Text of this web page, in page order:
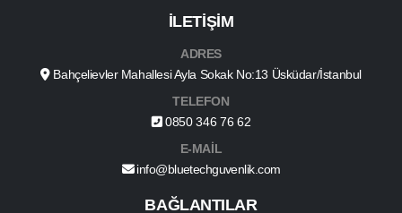
İLETİŞİM
ADRES
Bahçelievler Mahallesi Ayla Sokak No:13 Üsküdar/İstanbul
TELEFON
0850 346 76 62
E-MAİL
info@bluetechguvenlik.com
BAĞLANTILAR